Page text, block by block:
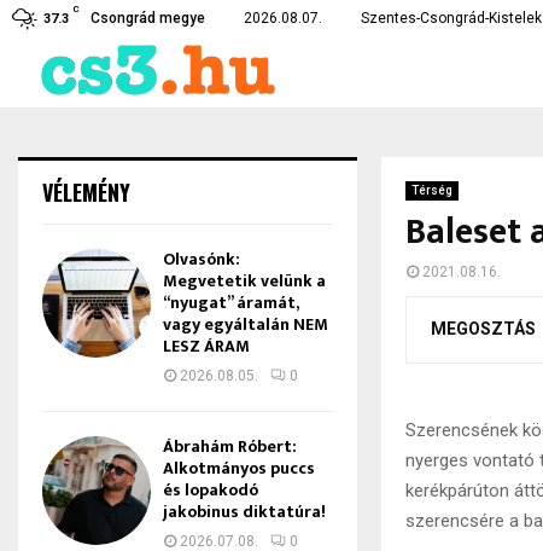
37.3
C
Csongrád megye 2026.08.07. Szentes-Csongrád-
Czirbus Gábor: Nem
Térség
Baleset
2021.08.16.
MEGOSZTÁS
Szerencsének
nyerges vontató
kerékpárúton
szerencsére a
VÉLEMÉNY
Olvasónk:
Megvetetik velünk a
“nyugat” áramát,
vagy egyáltalán NEM
LESZ ÁRAM
2026.08.05. 0
Ábrahám Róbert:
Alkotmányos puccs
és lopakodó
jakobinus diktatúra!
2026.07.08. 0